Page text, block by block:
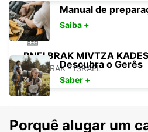
BNEI BRAK MIVTZA
BNEI BRAK - ISRAEL
Manual de
Saiba +
Descubra o Gerês
Saber +
Porquê alugar um